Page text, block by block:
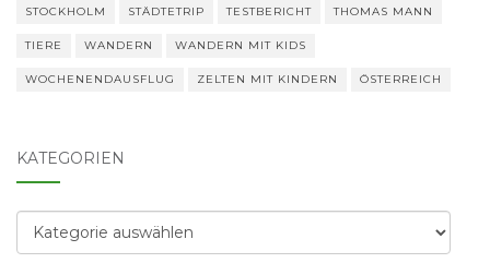
STOCKHOLM STÄDTETRIP TESTBERICHT THOMAS MANN
TIERE WANDERN WANDERN MIT KIDS
WOCHENENDAUSFLUG ZELTEN MIT KINDERN ÖSTERREICH
KATEGORIEN
Kategorien